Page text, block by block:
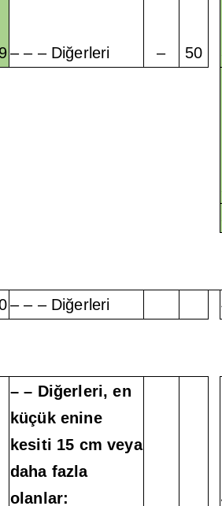
– – – Diğerleri – 50
– – – Diğerleri
– – Diğerleri, en
küçük enine
kesiti 15 cm veya
daha fazla
olanlar: